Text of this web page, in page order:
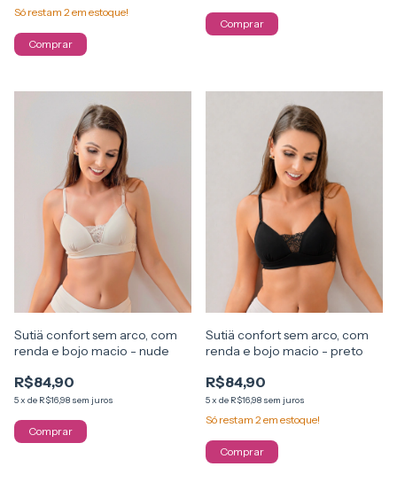
Só restam 2em estoque!
Comprar
Comprar
Sutiä confort sem arco, com
renda e bojo macio - nude
R$84,90
5x de R$16,98 sem juros
Comprar
Sutiä confort sem arco, com
renda e bojo macio - preto
R$84,90
5x de R$16,98 sem juros
Só restam 2em estoque!
Comprar